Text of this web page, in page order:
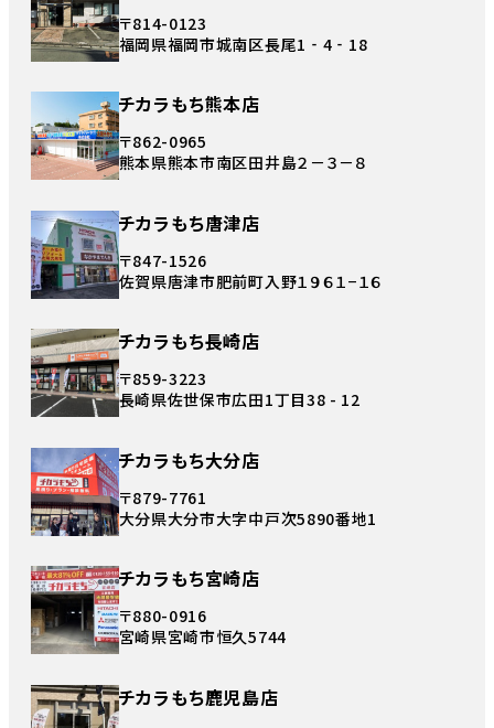
〒814-0123
福岡県福岡市城南区長尾1‐4‐18
チカラもち熊本店
〒862-0965
熊本県熊本市南区田井島２－３－８
チカラもち唐津店
〒847-1526
佐賀県唐津市肥前町入野１９６１−１６
チカラもち長崎店
〒859-3223
長崎県佐世保市広田1丁目38 - 12
チカラもち大分店
〒879-7761
大分県大分市大字中戸次5890番地1
チカラもち宮崎店
〒880-0916
宮崎県宮崎市恒久5744
チカラもち鹿児島店